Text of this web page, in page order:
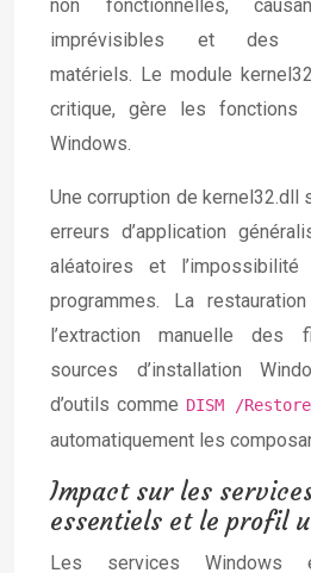
non fonctionnelles,
imprévisibles et des
matériels. Le module
critique, gère les
Windows.
Une corruption de kernel32.dll
erreurs d’application
aléatoires et
programmes. La
l’extraction manuelle des
sources d’installation
d’outils comme DISM /
automatiquement les
Impact sur les
essentiels et le profil
Les services Windows